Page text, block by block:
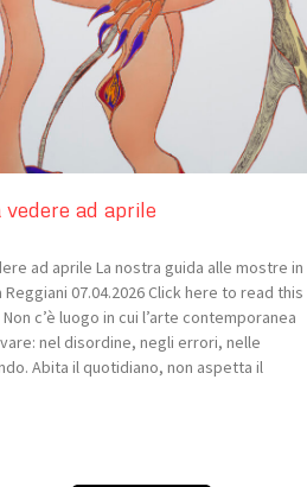
ad aprile
ad aprile La nostra guida alle mostre in
Reggiani 07.04.2026 Click here to read this
c’è luogo in cui l’arte contemporanea
nel disordine, negli errori, nelle
Abita il quotidiano, non aspetta il